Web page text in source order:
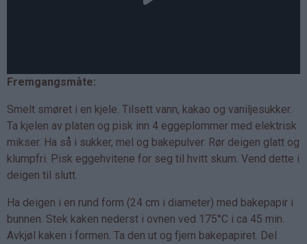
Fremgangsmåte:
Smelt smøret i en kjele. Tilsett vann, kakao og vaniljesukker.
Ta kjelen av platen og pisk inn 4 eggeplommer med elektrisk
mikser. Ha så i sukker, mel og bakepulver. Rør deigen glatt og
klumpfri. Pisk eggehvitene for seg til hvitt skum. Vend dette i
deigen til slutt.
Ha deigen i en rund form (24 cm i diameter) med bakepapir i
bunnen. Stek kaken nederst i ovnen ved 175°C i ca 45 min.
Avkjøl kaken i formen. Ta den ut og fjern bakepapiret. Del